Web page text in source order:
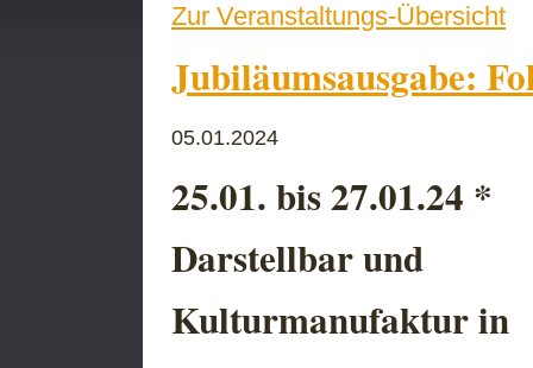
Zur Veranstaltungs-Übersicht
Jubiläumsausgabe:
05.01.2024
25.01. bis 27.01.24 *
Darstellbar und
Kulturmanufaktur in